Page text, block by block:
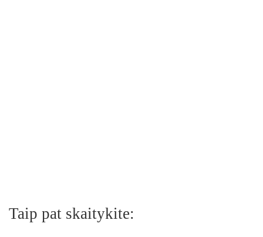
Taip pat skaitykite: